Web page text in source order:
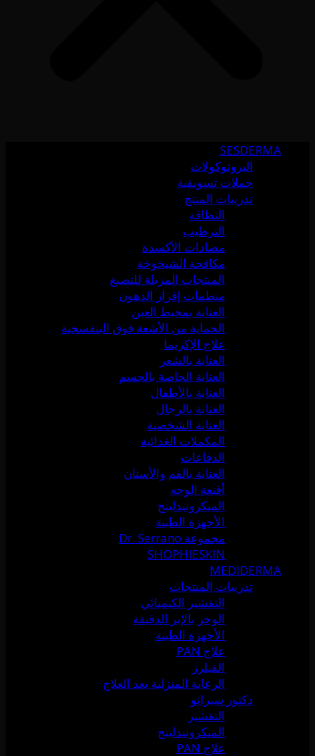
SESDERMA
البروتوكولات
حملات تسويقية
تدريبات المنتج
النظافة
الترطيب
مضادات الأكسدة
مكافحة الشيخوخة
المنتجات المزيلة للتصبغ
منظمات إفراز الدهون
العناية بمحيط العين
الحماية من الأشعة فوق البنفسجية
علاج الإكزيما
العناية بالشعر
العناية الخاصة بالجسم
العناية بالأطفال
العناية بالرجال
العناية الشخصية
المكملات الغذائية
الدفاعات
العناية بالفم والأسنان
أقنعة الوجه
الميكرونيدلينج
الأجهزة الطبية
مجموعة Dr. Serrano
SHOPHIESKIN
MEDIDERMA
تدريبات المنتجات
التقشير الكيميائي
الوخز بالإبر الدقيقة
الأجهزة الطبية
علاج PAN
الفيلرز
الرعاية المنزلية بعد العلاج
دكتور سيرانو
التقشير
الميكرونيدلينج
علاج PAN